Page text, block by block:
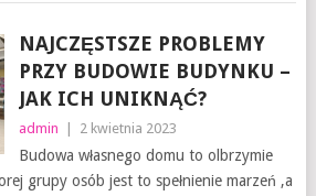
NAJCZĘSTSZE PROBLEMY
PRZY BUDOWIE BUDYNKU –
JAK ICH UNIKNĄĆ?
admin 2 kwietnia 2023
Budowa własnego domu to olbrzymie
grupy osób jest to spełnienie marzeń ,a